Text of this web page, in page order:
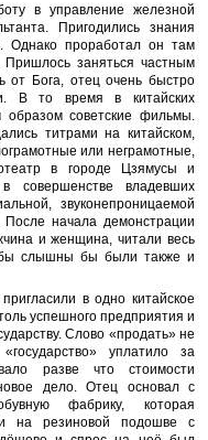
в управление железной
Пригодились знания
Однако проработал он там
заняться частным
от Бога, отец очень быстро
В то время в китайских
образом советские фильмы.
титрами на китайском,
или неграмотные,
в городе Цзямусы и
совершенстве владевших
звуконепроницаемой
начала демонстрации
и женщина, читали весь
слышны бы были также и
в одно китайское
успешного предприятия и
Слово «продать» не
уплатило за
разве что стоимости
дело. Отец основал с
фабрику, которая
на резиновой подошве с